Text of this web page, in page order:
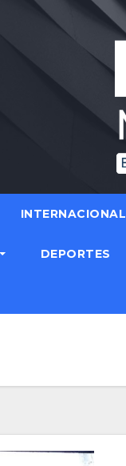
INTERNACIONAL
DEPORTES